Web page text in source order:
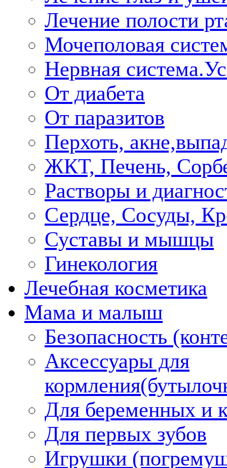
Лечение полости
Мочеполовая
Нервная
От диабета
От паразитов
Перхоть,
ЖКТ, Печень,
Растворы и
Сердце, Сосуды,
Суставы и мышцы
Гинекология
Лечебная косметика
Мама и малыш
Безопасность
Аксессуары для
Для беременных и
Для первых зубов
Игрушки